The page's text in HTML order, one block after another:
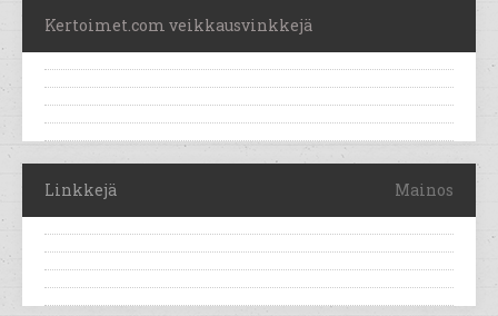
Kertoimet.com veikkausvinkkejä
Linkkejä Mainos